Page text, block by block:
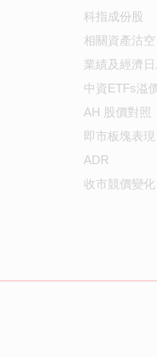
科指成份股
相關資產沽空
業績及經濟
中資ETFs溢
AH 股價對照
即市板塊表現
ADR
收市競價變化